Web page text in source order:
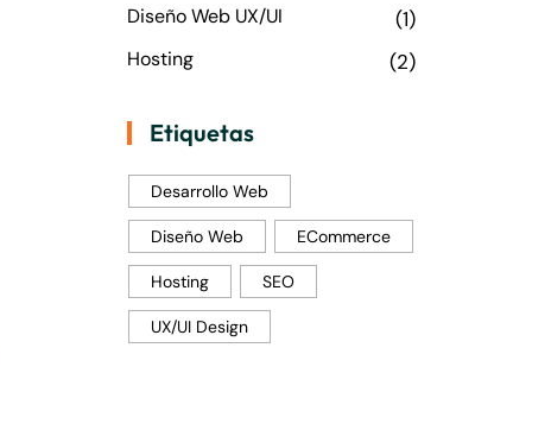
Diseño Web UX/UI (1)
Hosting (2)
Etiquetas
Desarrollo Web
Diseño Web ECommerce
Hosting SEO
UX/UI Design